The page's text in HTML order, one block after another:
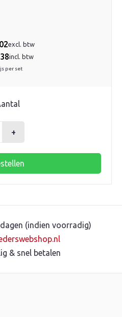
excl. btw
incl. btw
per set
+
(indien voorradig)
& snel betalen